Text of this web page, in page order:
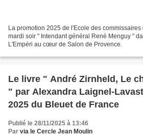
La promotion 2025 de l'Ecole des
mardi soir " Intendant général René Menguy "
L'Empéri au cœur de Salon de Provence.
Le livre " André Zirnheld, Le
" par Alexandra Laignel-
2025 du Bleuet de France
Publié le 28/11/2025 à 13:46
Par via le Cercle Jean Moulin